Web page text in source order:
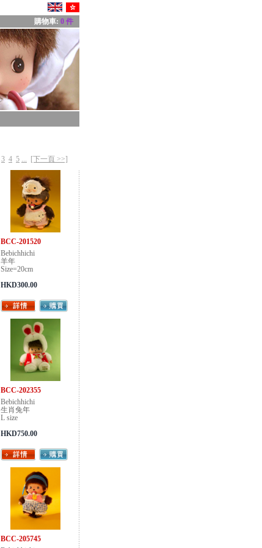
購物車: 0 件
3 4 5 ... [下一頁 >>]
BCC-201520
Bebichhichi
羊年
Size=20cm
HKD300.00
BCC-202355
Bebichhichi
生肖兔年
L size
HKD750.00
BCC-205745